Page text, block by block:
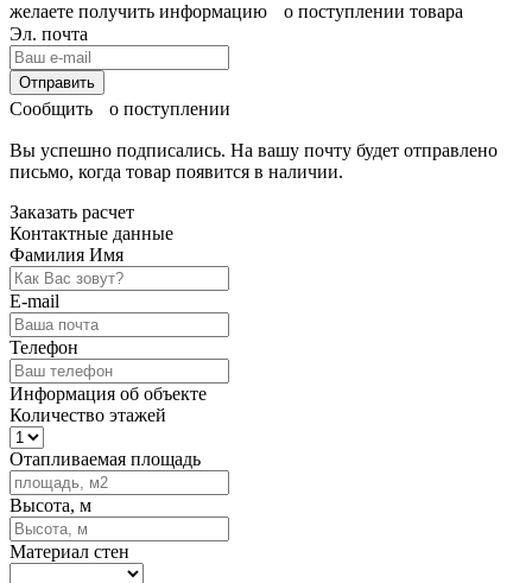
желаете получить информацию о поступлении товара
Эл. почта
Отправить
Сообщить о поступлении
Вы успешно подписались. На вашу почту будет отправлено
письмо, когда товар появится в наличии.
Заказать расчет
Контактные данные
Фамилия Имя
E-mail
Телефон
Информация об объекте
Количество этажей
Отапливаемая площадь
Высота, м
Материал стен